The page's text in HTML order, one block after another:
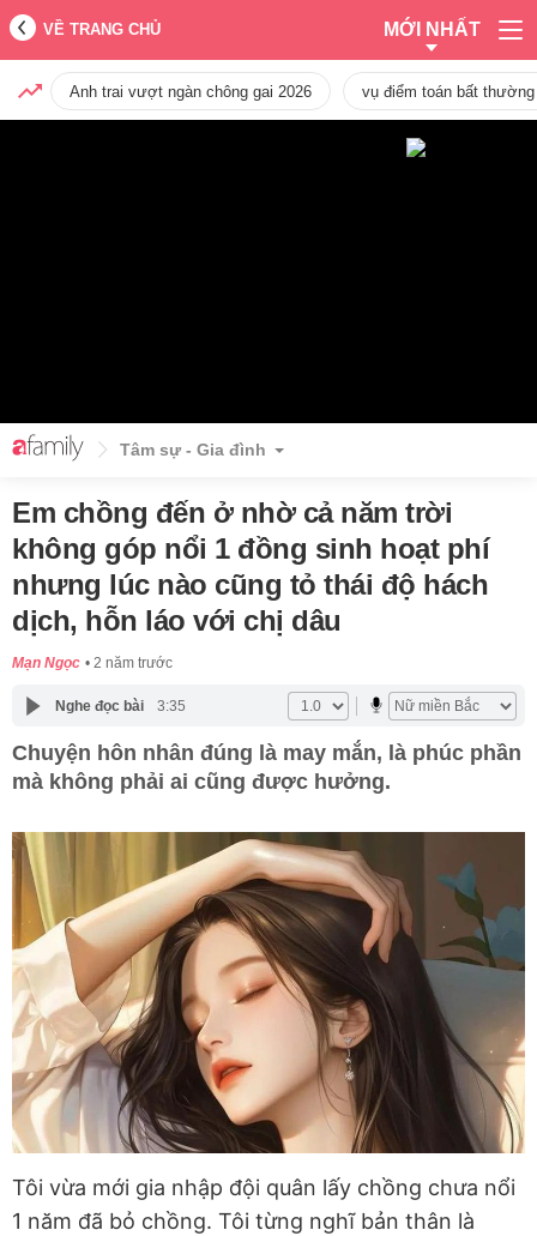
VỀ TRANG CHỦ MỚI NHẤT
Anh trai vượt ngàn chông gai 2026 vụ điểm toán bất
Tâm sự - Gia đình
Em chồng đến ở nhờ cả năm trời
không góp nổi 1 đồng sinh hoạt phí
nhưng lúc nào cũng tỏ thái độ hách
dịch, hỗn láo với chị dâu
Mạn Ngọc 2 năm trước
Nghe đọc bài 3:35
Chuyện hôn nhân đúng là may mắn, là phúc phần
mà không phải ai cũng được hưởng.
Tôi vừa mới gia nhập đội quân lấy chồng chưa nổi
1 năm đã bỏ chồng. Tôi từng nghĩ bản thân là